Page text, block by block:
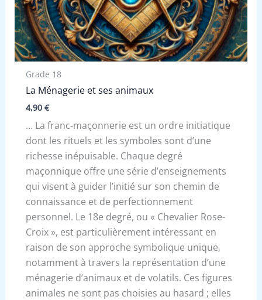
Grade 18
La Ménagerie et ses animaux
4,90 €
… La franc-maçonnerie est un ordre initiatique
dont les rituels et les symboles sont d’une
richesse inépuisable. Chaque degré
maçonnique offre une série d’enseignements
qui visent à guider l’initié sur son chemin de
connaissance et de perfectionnement
personnel. Le 18e degré, ou « Chevalier Rose-
Croix », est particulièrement intéressant en
raison de son approche symbolique unique,
notamment à travers la représentation d’une
ménagerie d’animaux et de volatils. Ces figures
animales ne sont pas choisies au hasard ; elles